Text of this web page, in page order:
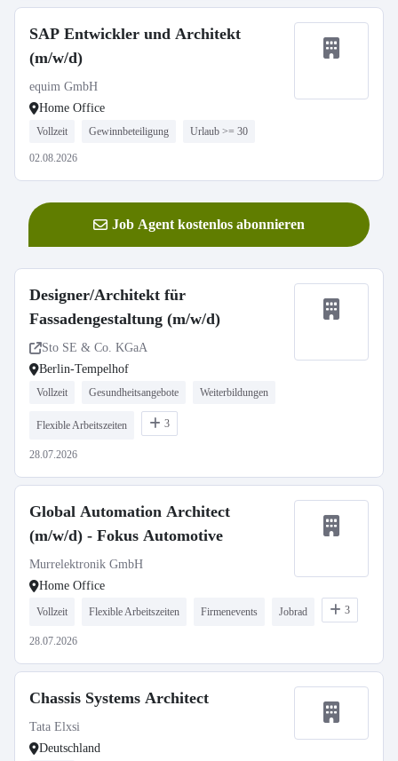
SAP Entwickler und Architekt
(m/w/d)
equim GmbH
Home Office
Vollzeit Gewinnbeteiligung Urlaub >= 30
02.08.2026
Job Agent kostenlos abonnieren
Designer/Architekt für
Fassadengestaltung (m/w/d)
Sto SE & Co. KGaA
Berlin-Tempelhof
Vollzeit Gesundheitsangebote Weiterbildungen
Flexible Arbeitszeiten 3
28.07.2026
Global Automation Architect
(m/w/d) - Fokus Automotive
Murrelektronik GmbH
Home Office
Vollzeit Flexible Arbeitszeiten Firmenevents Jobrad 3
28.07.2026
Chassis Systems Architect
Tata Elxsi
Deutschland